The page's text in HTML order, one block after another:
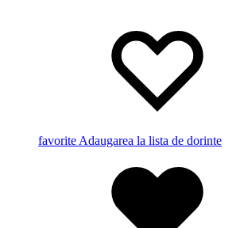
favorite Adaugarea la lista de dorinte